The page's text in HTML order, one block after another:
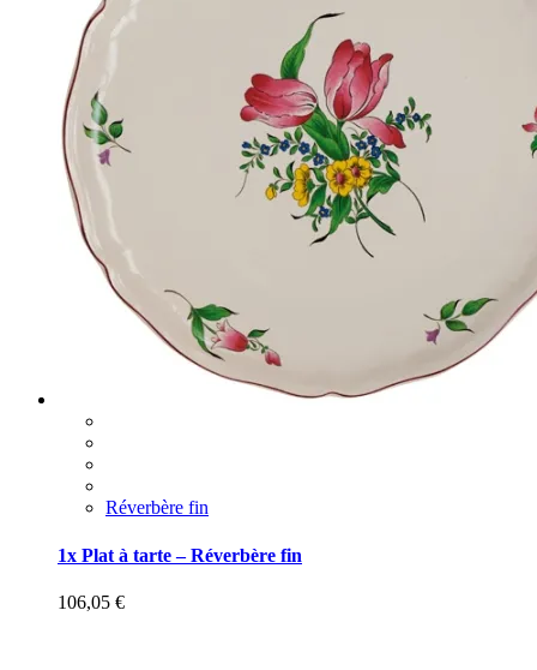
Réverbère fin
1x Plat à tarte – Réverbère fin
106,05 €